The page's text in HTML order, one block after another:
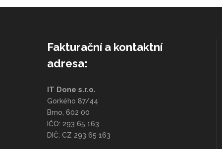
Fakturační a kontaktní
adresa:
IT Done s.r.o.
Gorkého 87/44
Brno, 602 00
IČO: 293 65 163
DIČ: CZ 293 65 163